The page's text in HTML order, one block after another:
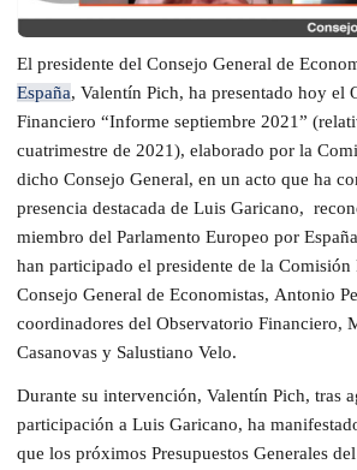
El presidente del Consejo General de
España, Valentín Pich, ha presentado hoy el
Financiero “Informe septiembre 2021”
cuatrimestre de 2021), elaborado por la
dicho Consejo General, en un acto que ha
presencia destacada de Luis Garicano,
miembro del Parlamento Europeo por
han participado el presidente de la Comisión
Consejo General de Economistas, Antonio
coordinadores del Observatorio Financiero,
Casanovas y Salustiano Velo.
Durante su intervención, Valentín Pich, tras
participación a Luis Garicano, ha
que los próximos Presupuestos Generales